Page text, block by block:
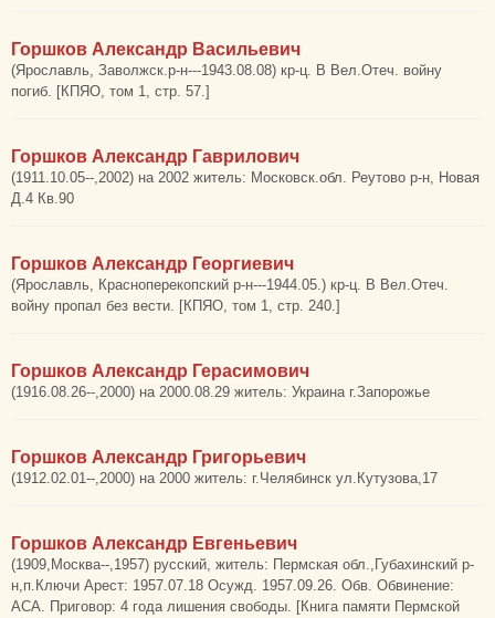
Горшков Александр Васильевич
(Ярославль, Заволжск.р-н---1943.08.08) кр-ц. В Вел.Отеч. войну
погиб. [КПЯО, том 1, стр. 57.]
Горшков Александр Гаврилович
(1911.10.05--,2002) на 2002 житель: Московск.обл. Реутово р-н, Новая
Д.4 Кв.90
Горшков Александр Георгиевич
(Ярославль, Красноперекопский р-н---1944.05.) кр-ц. В Вел.Отеч.
войну пропал без вести. [КПЯО, том 1, стр. 240.]
Горшков Александр Герасимович
(1916.08.26--,2000) на 2000.08.29 житель: Украина г.Запорожье
Горшков Александр Григорьевич
(1912.02.01--,2000) на 2000 житель: г.Челябинск ул.Кутузова,17
Горшков Александр Евгеньевич
(1909,Москва--,1957) русский, житель: Пермская обл.,Губахинский р-
н,п.Ключи Арест: 1957.07.18 Осужд. 1957.09.26. Обв. Обвинение:
АСА. Приговор: 4 года лишения свободы. [Книга памяти Пермской